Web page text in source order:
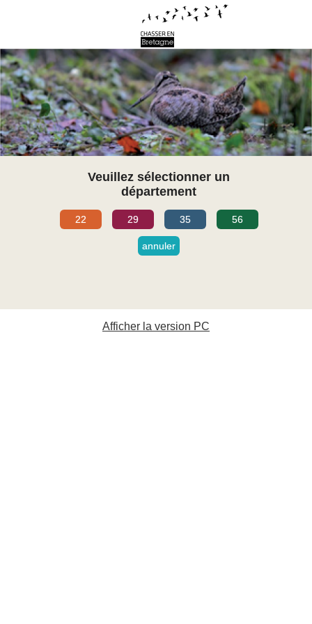
Veuillez sélectionner un
département
22 29 35 56
annuler
Afficher la version PC